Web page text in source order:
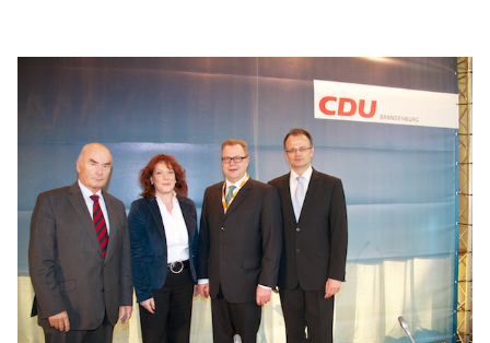
PARTEIGESCHICHTE
PARTEIGERICHT
IM LANDTAG
IN DER LANDESREGIERUNG
IM BUNDESTAG
IM EUROPÄISCHEN PARLAMENT
NEWSLETTER ABONNIEREN
BILDER